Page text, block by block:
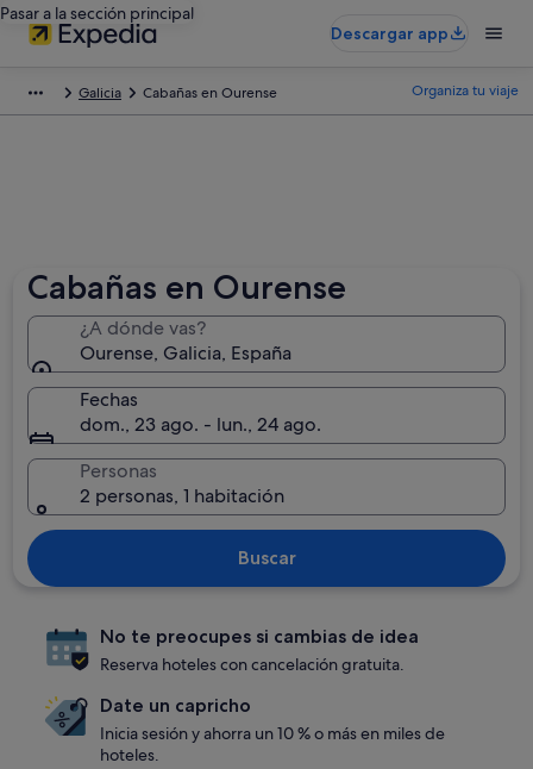
Pasar a la sección principal
Descargar app
Galicia Cabañas en Ourense Organiza tu viaje
Cabañas en Ourense
¿A dónde vas?
Ourense, Galicia, España
Fechas
dom., 23 ago. - lun., 24 ago.
Personas
2 personas, 1 habitación
Buscar
No te preocupes si cambias de idea
Reserva hoteles con cancelación gratuita.
Date un capricho
Inicia sesión y ahorra un 10 % o más en miles de
hoteles.